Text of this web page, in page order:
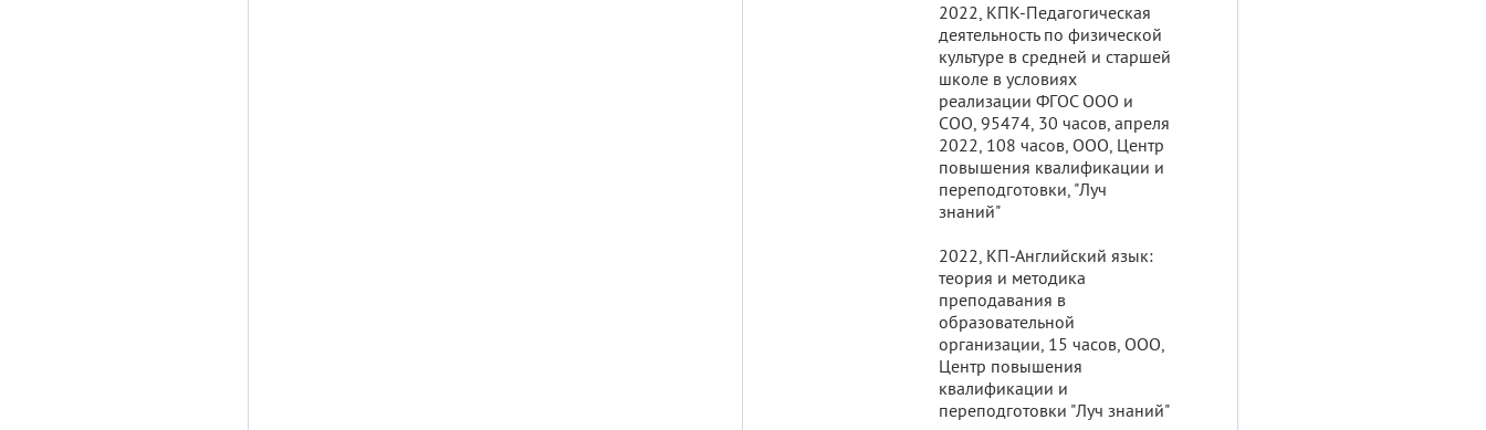
2022, КПК-Педагогическая
деятельность по физической
культуре в средней и старшей
школе в условиях
реализации ФГОС ООО и
СОО, 95474, 30 часов, апреля
2022, 108 часов, ООО, Центр
повышения квалификации и
переподготовки, "Луч
знаний"
2022, КП-Английский язык:
теория и методика
преподавания в
образовательной
организации, 15 часов, ООО,
Центр повышения
квалификации и
переподготовки "Луч знаний"